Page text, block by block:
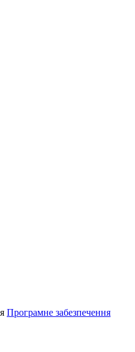
Програмне забезпечення